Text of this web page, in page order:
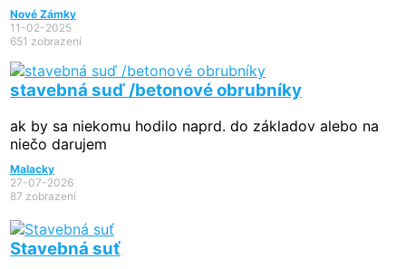
Nové Zámky
11-02-2025
651 zobrazení
stavebná suď /betonové obrubníky
ak by sa niekomu hodilo naprd. do základov alebo na
niečo darujem
Malacky
27-07-2026
87 zobrazení
Stavebná suť